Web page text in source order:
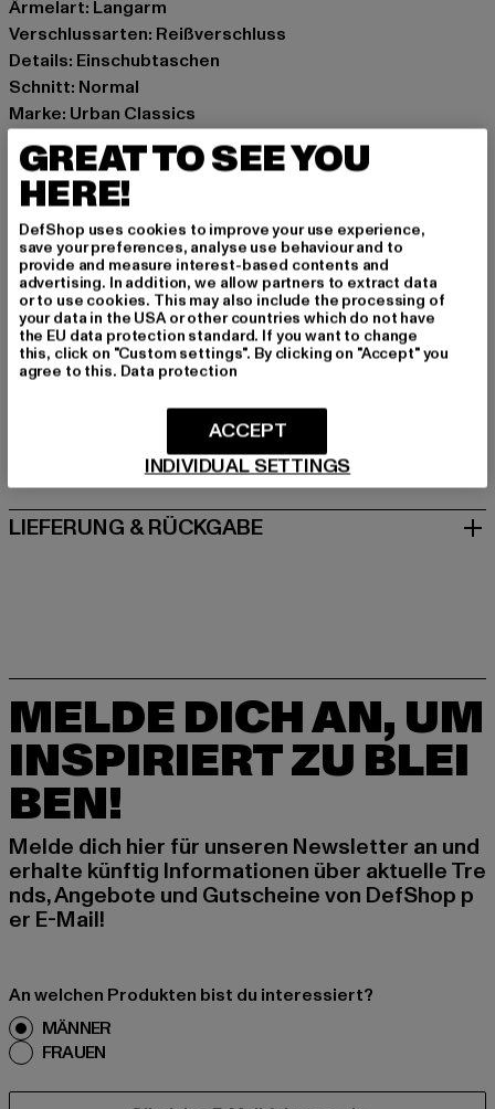
Ärmelart: Langarm
Verschlussarten: Reißverschluss
Details: Einschubtaschen
Schnitt: Normal
Marke: Urban Classics
Kat.: Übergangsjacken
Farbe: schwarz
Hersteller Farbe: black
Materialzusammensetzung: 100% Polyester
Art.Nr: TB7150-00007
Hersteller: TB International GmbH |info@tbint.de
Dr.-Robert-Murjahn-Straße 7 | 64372 Ober-Ramstadt |
DE
GRÖSSE & PASSFORM
PFLEGEHINWEISE
LIEFERUNG & RÜCKGABE
MELDE DICH AN, UM
INSPIRIERT ZU BLEI
BEN!
Melde dich hier für unseren Newsletter an und
erhalte künftig Informationen über aktuelle Tre
nds, Angebote und Gutscheine von DefShop p
er E-Mail!
An welchen Produkten bist du interessiert?
MÄNNER
FRAUEN
GREAT TO SEE YOU
HERE!
DefShop uses cookies to improve your use experience,
save your preferences, analyse use behaviour and to
provide and measure interest-based contents and
advertising. In addition, we allow partners to extract data
or to use cookies. This may also include the processing of
your data in the USA or other countries which do not have
the EU data protection standard. If you want to change
this, click on "Custom settings". By clicking on "Accept" you
agree to this. Data protection
INDIVIDUAL SETTINGS
ACCEPT